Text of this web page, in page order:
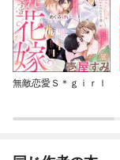
無敵恋愛Ｓ＊ｇｉｒｌ